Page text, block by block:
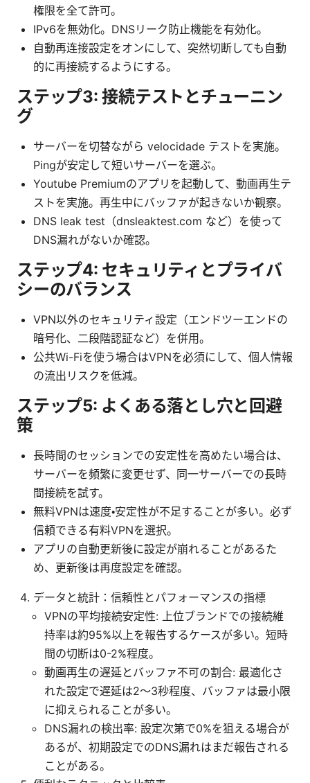
権限を全て許可。
IPv6を無効化。DNSリーク防止機能を有効化。
自動再连接設定をオンにして、突然切断しても自動
的に再接続するようにする。
ステップ3: 接続テストとチューニン
グ
サーバーを切替ながら velocidade テストを実施。
Pingが安定して短いサーバーを選ぶ。
Youtube Premiumのアプリを起動して、動画再生テ
ストを実施。再生中にバッファが起きないか観察。
DNS leak test（dnsleaktest.com など）を使って
DNS漏れがないか確認。
ステップ4: セキュリティとプライバ
シーのバランス
VPN以外のセキュリティ設定（エンドツーエンドの
暗号化、二段階認証など）を併用。
公共Wi-Fiを使う場合はVPNを必須にして、個人情報
の流出リスクを低減。
ステップ5: よくある落とし穴と回避
策
長時間のセッションでの安定性を高めたい場合は、
サーバーを頻繁に変更せず、同一サーバーでの長時
間接続を試す。
無料VPNは速度・安定性が不足することが多い。必ず
信頼できる有料VPNを選択。
アプリの自動更新後に設定が崩れることがあるた
め、更新後は再度設定を確認。
データと統計：信頼性とパフォーマンスの指標
VPNの平均接続安定性: 上位ブランドでの接続維
持率は約95%以上を報告するケースが多い。短時
間の切断は0-2%程度。
動画再生の遅延とバッファ不可の割合: 最適化さ
れた設定で遅延は2～3秒程度、バッファは最小限
に抑えられることが多い。
DNS漏れの検出率: 設定次第で0%を狙える場合が
あるが、初期設定でのDNS漏れはまだ報告される
ことがある。